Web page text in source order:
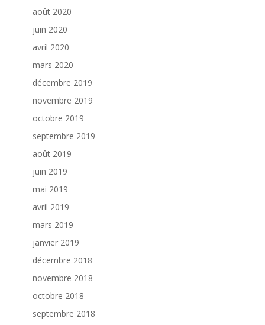
août 2020
juin 2020
avril 2020
mars 2020
décembre 2019
novembre 2019
octobre 2019
septembre 2019
août 2019
juin 2019
mai 2019
avril 2019
mars 2019
janvier 2019
décembre 2018
novembre 2018
octobre 2018
septembre 2018